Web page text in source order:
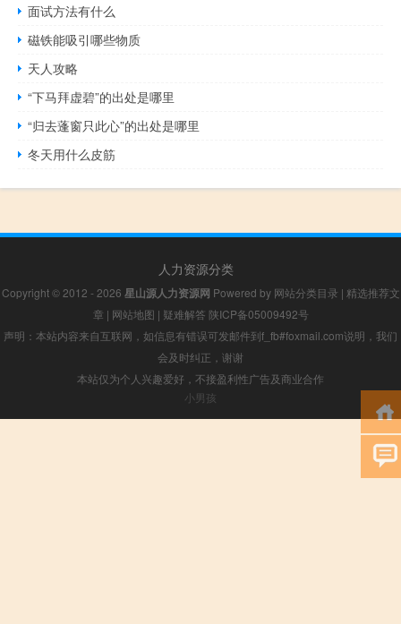
面试方法有什么
磁铁能吸引哪些物质
天人攻略
“下马拜虚碧”的出处是哪里
“归去蓬窗只此心”的出处是哪里
冬天用什么皮筋
人力资源分类
Copyright © 2012 - 2026 星山源人力资源网 Powered by 网站分类目录 | 精选推荐文
章 | 网站地图 | 疑难解答 陕ICP备05009492号
声明：本站内容来自互联网，如信息有错误可发邮件到f_fb#foxmail.com说明，我们
会及时纠正，谢谢
本站仅为个人兴趣爱好，不接盈利性广告及商业合作
小男孩